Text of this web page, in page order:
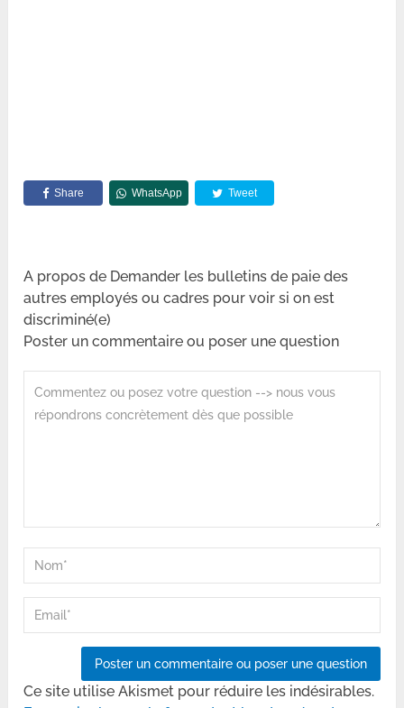
Share WhatsApp Tweet
A propos de Demander les bulletins de paie des
autres employés ou cadres pour voir si on est
discriminé(e)
Poster un commentaire ou poser une question
Ce site utilise Akismet pour réduire les indésirables.